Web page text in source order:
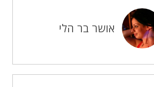
אושר בר הלי